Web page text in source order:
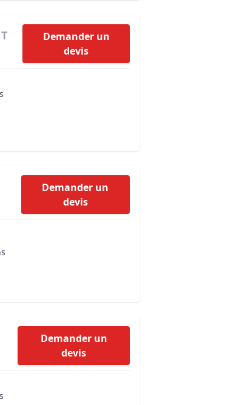
Demander un
devis
Demander un
devis
Demander un
devis